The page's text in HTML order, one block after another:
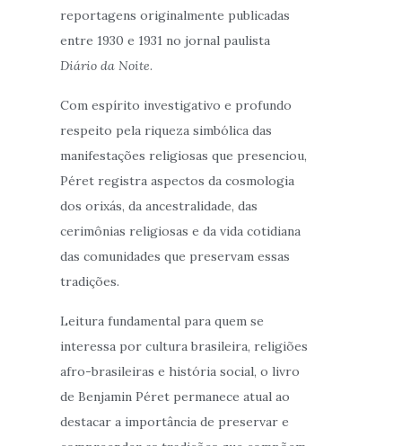
reportagens originalmente publicadas
entre 1930 e 1931 no jornal paulista
Diário da Noite.
Com espírito investigativo e profundo
respeito pela riqueza simbólica das
manifestações religiosas que presenciou,
Péret registra aspectos da cosmologia
dos orixás, da ancestralidade, das
cerimônias religiosas e da vida cotidiana
das comunidades que preservam essas
tradições.
Leitura fundamental para quem se
interessa por cultura brasileira, religiões
afro-brasileiras e história social, o livro
de Benjamin Péret permanece atual ao
destacar a importância de preservar e